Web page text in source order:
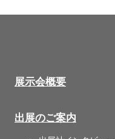
展示会概要
出展のご案内